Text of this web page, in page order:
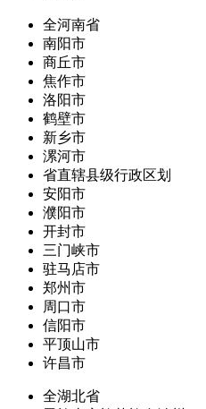
全河南省
南阳市
商丘市
焦作市
洛阳市
鹤壁市
新乡市
漯河市
省直辖县级行政区划
安阳市
濮阳市
开封市
三门峡市
驻马店市
郑州市
周口市
信阳市
平顶山市
许昌市
全湖北省